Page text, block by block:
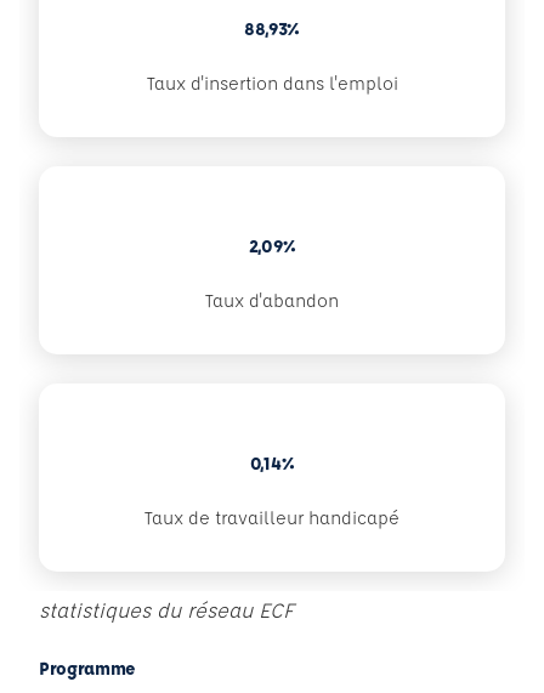
88,93%
Taux d'insertion dans l'emploi
2,09%
Taux d'abandon
0,14%
Taux de travailleur handicapé
statistiques du réseau ECF
Programme